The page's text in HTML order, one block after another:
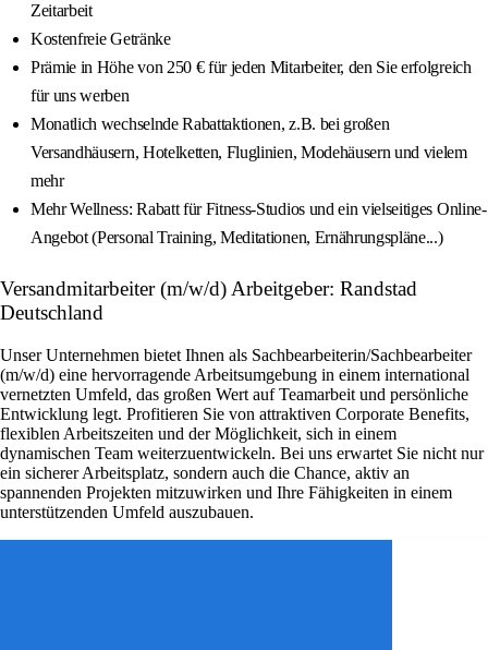
Zeitarbeit
Kostenfreie Getränke
Prämie in Höhe von 250 € für jeden Mitarbeiter, den Sie erfolgreich
für uns werben
Monatlich wechselnde Rabattaktionen, z.B. bei großen
Versandhäusern, Hotelketten, Fluglinien, Modehäusern und vielem
mehr
Mehr Wellness: Rabatt für Fitness-Studios und ein vielseitiges Online-
Angebot (Personal Training, Meditationen, Ernährungspläne...)
Versandmitarbeiter (m/w/d) Arbeitgeber: Randstad
Deutschland
Unser Unternehmen bietet Ihnen als Sachbearbeiterin/Sachbearbeiter
(m/w/d) eine hervorragende Arbeitsumgebung in einem international
vernetzten Umfeld, das großen Wert auf Teamarbeit und persönliche
Entwicklung legt. Profitieren Sie von attraktiven Corporate Benefits,
flexiblen Arbeitszeiten und der Möglichkeit, sich in einem
dynamischen Team weiterzuentwickeln. Bei uns erwartet Sie nicht nur
ein sicherer Arbeitsplatz, sondern auch die Chance, aktiv an
spannenden Projekten mitzuwirken und Ihre Fähigkeiten in einem
unterstützenden Umfeld auszubauen.